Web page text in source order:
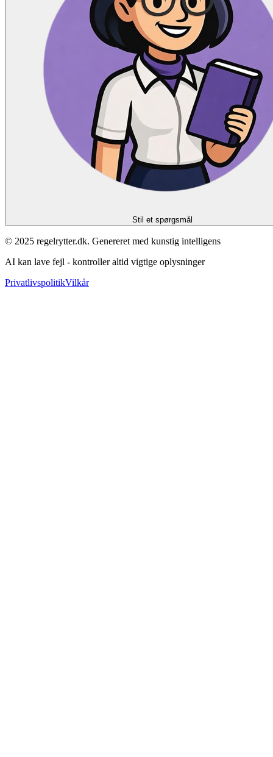
Stil et spørgsmål
© 2025 regelrytter.dk. Genereret med kunstig intelligens
AI kan lave fejl - kontroller altid vigtige oplysninger
PrivatlivspolitikVilkår